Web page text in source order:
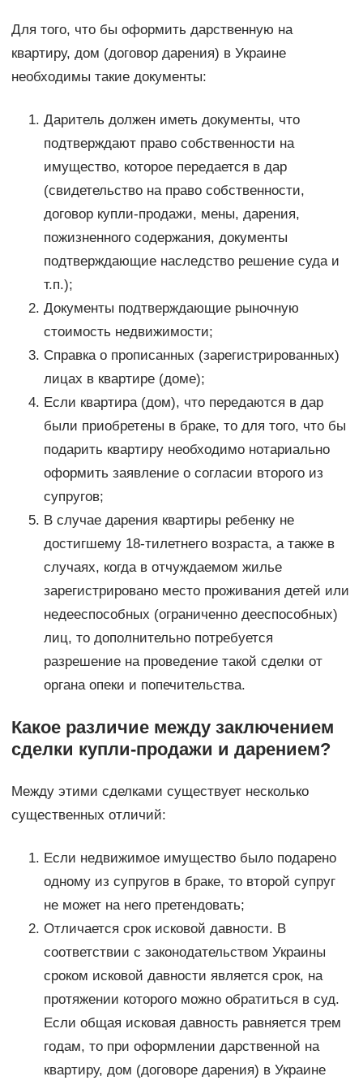
Для того, что бы оформить дарственную на
квартиру, дом (договор дарения) в Украине
необходимы такие документы:
Даритель должен иметь документы, что
подтверждают право собственности на
имущество, которое передается в дар
(свидетельство на право собственности,
договор купли-продажи, мены, дарения,
пожизненного содержания, документы
подтверждающие наследство решение суда и
т.п.);
Документы подтверждающие рыночную
стоимость недвижимости;
Справка о прописанных (зарегистрированных)
лицах в квартире (доме);
Если квартира (дом), что передаются в дар
были приобретены в браке, то для того, что бы
подарить квартиру необходимо нотариально
оформить заявление о согласии второго из
супругов;
В случае дарения квартиры ребенку не
достигшему 18-тилетнего возраста, а также в
случаях, когда в отчуждаемом жилье
зарегистрировано место проживания детей или
недееспособных (ограниченно дееспособных)
лиц, то дополнительно потребуется
разрешение на проведение такой сделки от
органа опеки и попечительства.
Какое различие между заключением
сделки купли-продажи и дарением?
Между этими сделками существует несколько
существенных отличий:
Если недвижимое имущество было подарено
одному из супругов в браке, то второй супруг
не может на него претендовать;
Отличается срок исковой давности. В
соответствии с законодательством Украины
сроком исковой давности является срок, на
протяжении которого можно обратиться в суд.
Если общая исковая давность равняется трем
годам, то при оформлении дарственной на
квартиру, дом (договоре дарения) в Украине